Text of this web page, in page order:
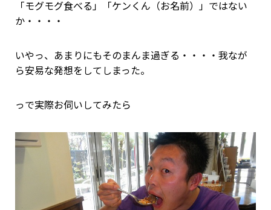
「モグモグ食べる」「ケンくん（お名前）」ではない
か・・・・
いやっ、あまりにもそのまんま過ぎる・・・・我なが
ら安易な発想をしてしまった。
っで実際お伺いしてみたら